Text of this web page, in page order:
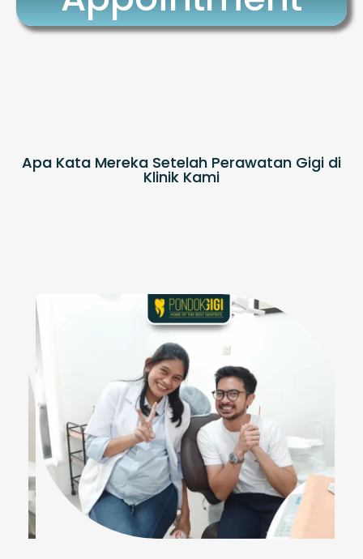
Apa Kata Mereka Setelah Perawatan Gigi di
Klinik Kami